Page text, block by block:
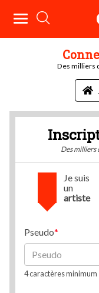
Des milliers
Des milliers
Je suis
un
artiste
Pseudo
4 caractères minimum